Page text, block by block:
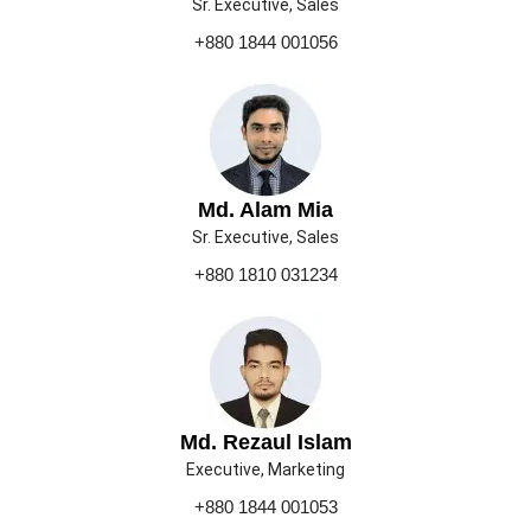
Sr. Executive, Sales
+880 1844 001056
Md. Alam Mia
Sr. Executive, Sales
+880 1810 031234
Md. Rezaul Islam
Executive, Marketing
+880 1844 001053